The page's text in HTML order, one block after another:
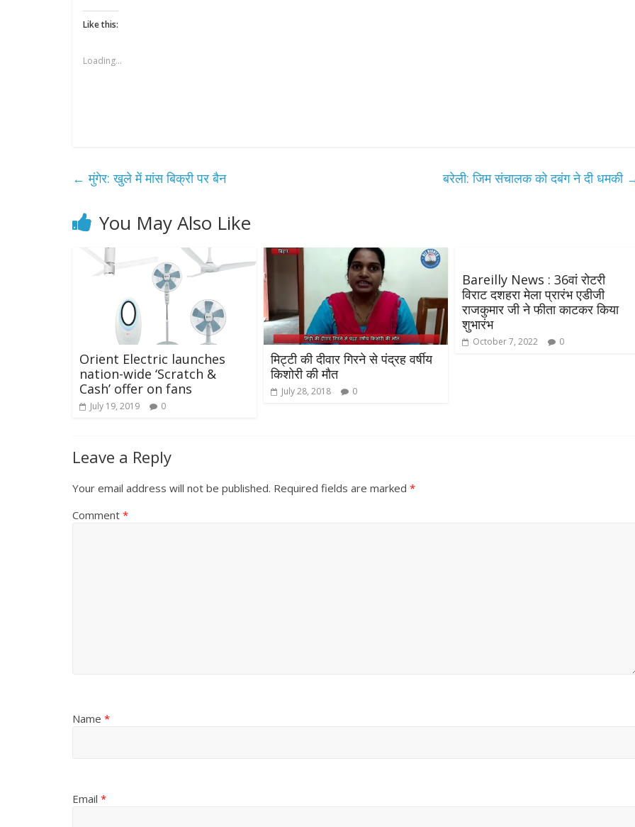
Like this:
Loading...
← मुंगेर: खुले में मांस बिक्री पर बैन बरेली: जिम संचालक को दबंग ने दी धमकी
You May Also Like
Orient Electric launches
nation-wide ‘Scratch &
Cash’ offer on fans
July 19, 2019 0
मिट्टी की दीवार गिरने से पंद्रह वर्षीय
किशोरी की मौत
July 28, 2018 0
Bareilly News : 36वां रोटरी
विराट दशहरा मेला प्रारंभ एडीजी
राजकुमार जी ने फीता काटकर किया
शुभारंभ
October 7, 2022 0
Leave a Reply
Your email address will not be published. Required fields are marked *
Comment *
Name *
Email *